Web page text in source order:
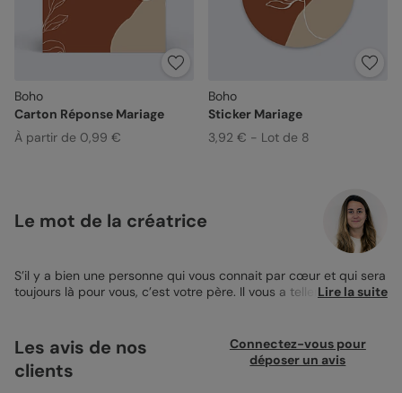
Boho
Carton Réponse Mariage
À partir de 0,99 €
Boho
Sticker Mariage
3,92 € - Lot de 8
Le mot de la créatrice
S’il y a bien une personne qui vous connait par cœur et qui sera
toujours là pour vous, c’est votre père. Il vous a tellement donné,
sera très touché par cette proposition, c’est pourquoi vous
souhaitez mettre les petits plats dans les grands en lui
concoctant une jolie carte personnalisée. Pour cela, quoi de
Lire la suite
Les avis de nos
clients
Connectez-vous pour
déposer un avis